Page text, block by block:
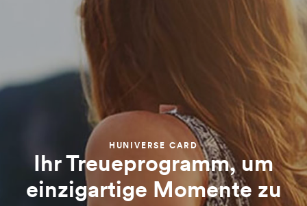
HUNIVERSE CARD
Ihr Treueprogramm, um
einzigartige Momente zu